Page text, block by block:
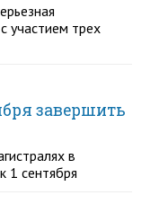
участием трех
завершить
в
1 сентября